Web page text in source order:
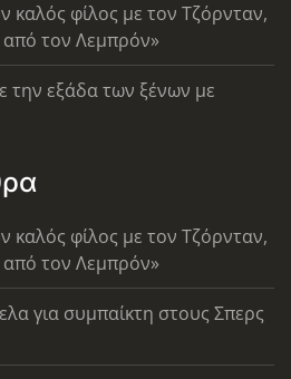
καλός φίλος με τον Τζόρνταν,
από τον Λεμπρόν»
την εξάδα των ξένων με
καλός φίλος με τον Τζόρνταν,
από τον Λεμπρόν»
για συμπαίκτη στους Σπερς